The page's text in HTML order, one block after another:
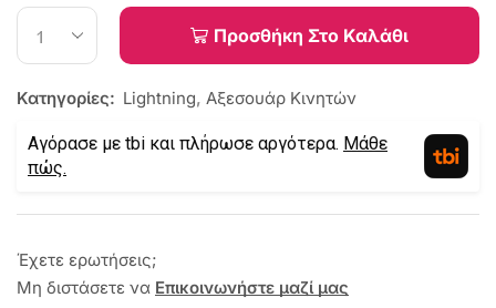
Προσθήκη Στο Καλάθι
Κατηγορίες: Lightning, Αξεσουάρ Κινητών
Αγόρασε με tbi και πλήρωσε αργότερα. Μάθε
πώς.
Έχετε ερωτήσεις;
Μη διστάσετε να Επικοινωνήστε μαζί μας